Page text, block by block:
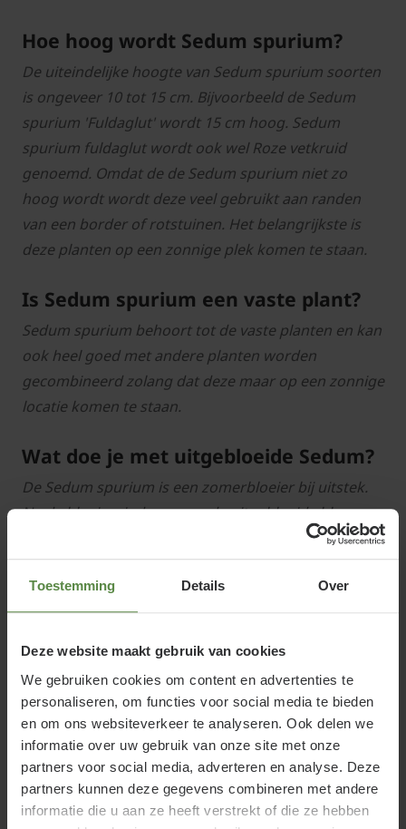
Toestemming Details Over
Deze website maakt gebruik van cookies
We gebruiken cookies om content en advertenties te
personaliseren, om functies voor social media te bieden
en om ons websiteverkeer te analyseren. Ook delen we
informatie over uw gebruik van onze site met onze
partners voor social media, adverteren en analyse. Deze
partners kunnen deze gegevens combineren met andere
informatie die u aan ze heeft verstrekt of die ze hebben
Hoe hoog wordt Sedum spurium?
De uiteindelijke hoogte van Sedum spurium soorten
is ongeveer 10 tot 15 cm. Bijvoorbeeld de Sedum
spurium 'Fuldaglut' wordt 15 cm hoog. Sedum
spurium fuldaglut wordt ook wel Roze vetkruid
genoemd. Omdat de de Sedum spurium niet zo
hoog wordt wordt deze veel gebruikt aan randen
van een border of rotstuinen. Het belangrijkste is
deze planten op een zonnige plek komen te staan.
Is Sedum spurium een vaste plant?
Sedum spurium behoort tot de vaste planten en kan
ook heel goed met andere planten worden
gecombineerd zolang dat deze maar op een zonnige
locatie komen te staan.
Wat doe je met uitgebloeide Sedum?
De Sedum spurium is een zomerbloeier bij uitstek.
Na de bloeiperiode mogen de uitgebloeide bloemen
worden afgeknipt maar dit is geen pre. Sedum
spurium 'Fuldaglut' bereikt maar een hoogte van 15
cm dus hier alle uitgebloeide bloemen verwijderen
vergt nogal wat werk. De bloemkleur van Sedum
Is vetkruid winterhard?
Sedum spurium planten zijn goed winterhard. Ze
kunnen strenge vorst verdragen. Sedum vetkruid is
niet wintergroen. In de winter sterven de blaadjes
af, waarna er in het voorjaar weer nieuwe uitlopers
verschijnen.